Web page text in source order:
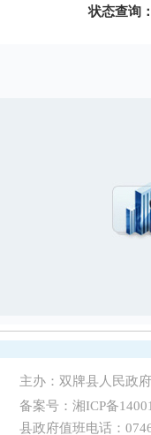
状态查询：